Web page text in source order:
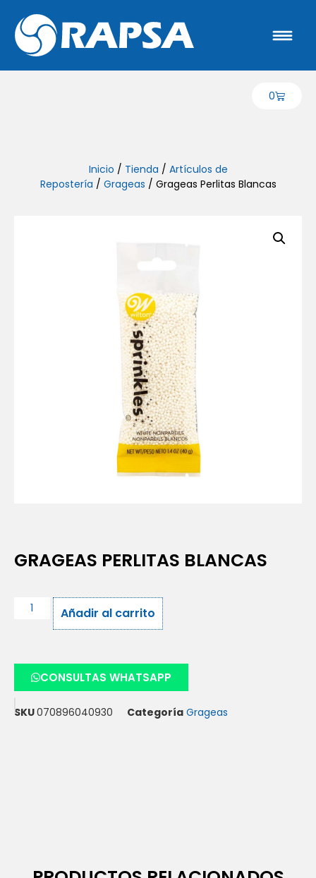
0
Inicio / Tienda / Artículos de
Repostería / Grageas / Grageas Perlitas Blancas
GRAGEAS PERLITAS BLANCAS
Añadir al carrito
CONSULTAS WHATSAPP
SKU070896040930 Categoría Grageas